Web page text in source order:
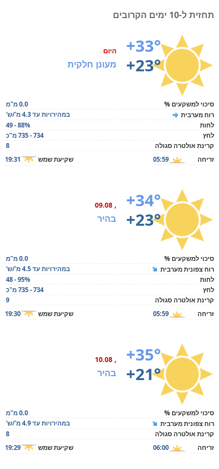
תחזית ל-10 ימים הקרובים
+33°
+23°
היום
מעונן חלקית
סיכוי למשקעים %
0.0 מ"מ
רוח מערבית
במהירויות עד 4.3 מ'/ש'
לחות
49 - 88%
לחץ
734 - 735 מ"כ
קרינת אולטרה סגולה
8
זריחה
05:59 שקיעת שמש 19:31
+34°
+23°
, 09.08
בהיר
סיכוי למשקעים %
0.0 מ"מ
רוח צפונית מערבית
במהירויות עד 4.5 מ'/ש'
לחות
48 - 95%
לחץ
734 - 735 מ"כ
קרינת אולטרה סגולה
9
זריחה
05:59 שקיעת שמש 19:30
+35°
+21°
, 10.08
בהיר
סיכוי למשקעים %
0.0 מ"מ
רוח צפונית מערבית
במהירויות עד 4.9 מ'/ש'
קרינת אולטרה סגולה
8
זריחה
06:00 שקיעת שמש 19:29